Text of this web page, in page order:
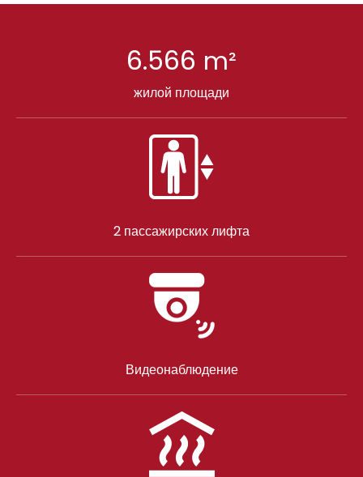
6.566 m²
жилой площади
2 пассажирских лифта
Видеонаблюдение